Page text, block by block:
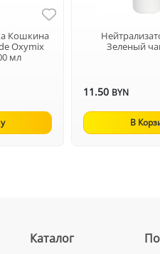
Кошкина
Oxymix
мл
Зеленый
11.50 BYN
В
Каталог